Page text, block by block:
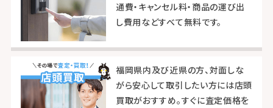
通費・キャンセル料・商品の運び出
し費用などすべて無料です。
福岡県内及び近県の方、対面しな
がら安心して取引したい方には店頭
買取がおすすめ。すぐに査定価格を